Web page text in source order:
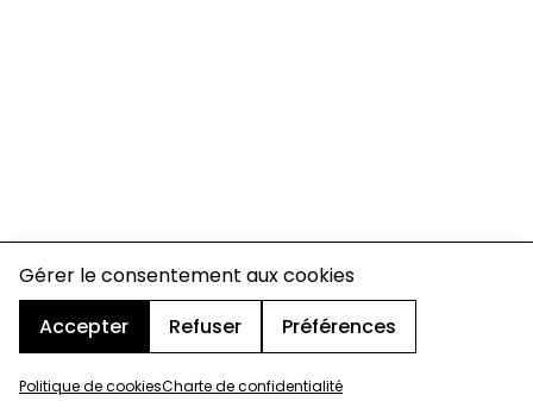
Gérer le consentement aux cookies
Accepter
Refuser Préférences
Politique de cookiesCharte de confidentialité